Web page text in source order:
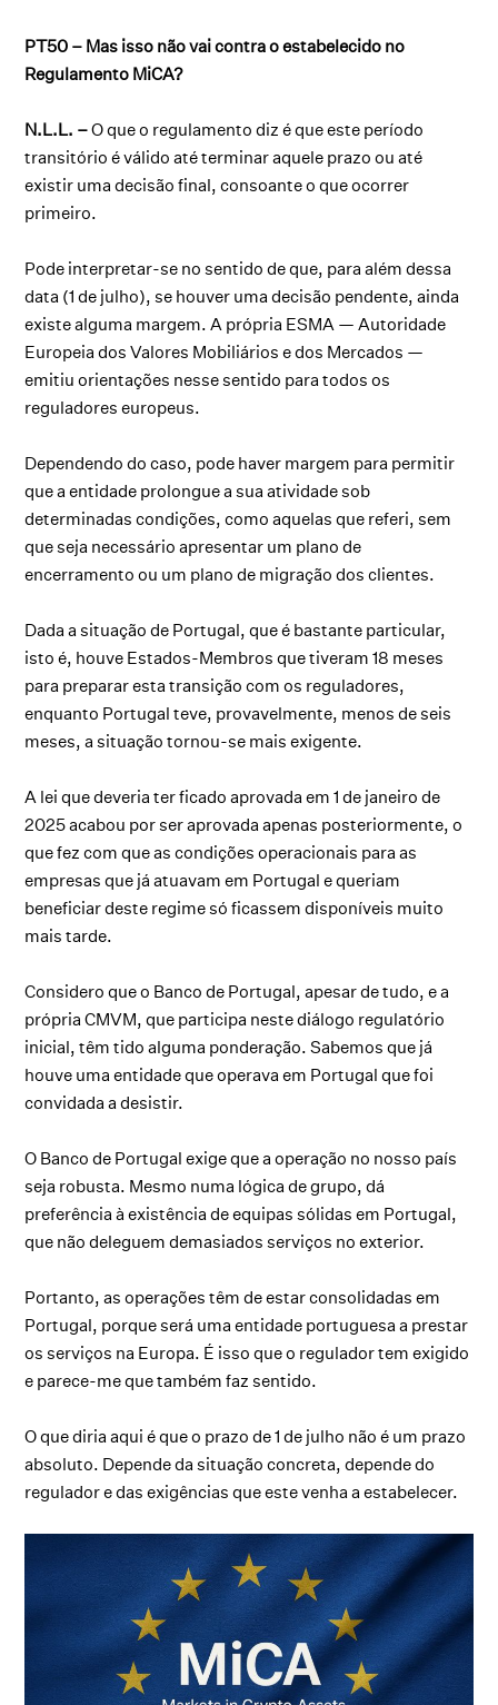
PT50 – Mas isso não vai contra o estabelecido no
Regulamento MiCA?
N.L.L. –O que o regulamento diz é que este período
transitório é válido até terminar aquele prazo ou até
existir uma decisão final, consoante o que ocorrer
primeiro.
Pode interpretar-se no sentido de que, para além dessa
data (1 de julho), se houver uma decisão pendente, ainda
existe alguma margem. A própria ESMA — Autoridade
Europeia dos Valores Mobiliários e dos Mercados —
emitiu orientações nesse sentido para todos os
reguladores europeus.
Dependendo do caso, pode haver margem para permitir
que a entidade prolongue a sua atividade sob
determinadas condições, como aquelas que referi, sem
que seja necessário apresentar um plano de
encerramento ou um plano de migração dos clientes.
Dada a situação de Portugal, que é bastante particular,
isto é, houve Estados-Membros que tiveram 18 meses
para preparar esta transição com os reguladores,
enquanto Portugal teve, provavelmente, menos de seis
meses, a situação tornou-se mais exigente.
A lei que deveria ter ficado aprovada em 1 de janeiro de
2025 acabou por ser aprovada apenas posteriormente, o
que fez com que as condições operacionais para as
empresas que já atuavam em Portugal e queriam
beneficiar deste regime só ficassem disponíveis muito
mais tarde.
Considero que o Banco de Portugal, apesar de tudo, e a
própria CMVM, que participa neste diálogo regulatório
inicial, têm tido alguma ponderação. Sabemos que já
houve uma entidade que operava em Portugal que foi
convidada a desistir.
O Banco de Portugal exige que a operação no nosso país
seja robusta. Mesmo numa lógica de grupo, dá
preferência à existência de equipas sólidas em Portugal,
que não deleguem demasiados serviços no exterior.
Portanto, as operações têm de estar consolidadas em
Portugal, porque será uma entidade portuguesa a prestar
os serviços na Europa. É isso que o regulador tem exigido
e parece-me que também faz sentido.
O que diria aqui é que o prazo de 1 de julho não é um prazo
absoluto. Depende da situação concreta, depende do
regulador e das exigências que este venha a estabelecer.